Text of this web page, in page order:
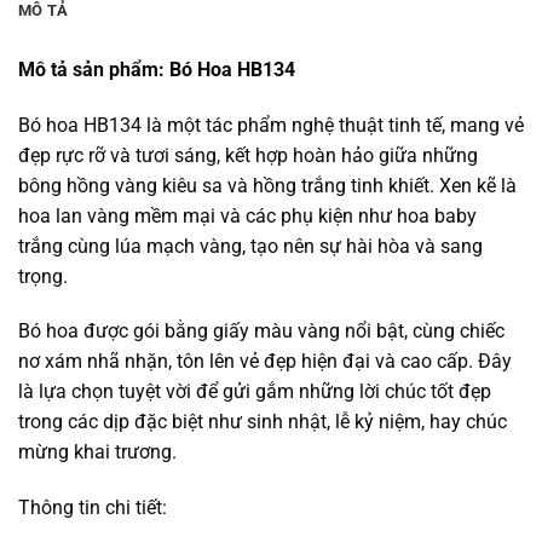
MÔ TẢ
Mô tả sản phẩm: Bó Hoa HB134
Bó hoa HB134 là một tác phẩm nghệ thuật tinh tế, mang vẻ
đẹp rực rỡ và tươi sáng, kết hợp hoàn hảo giữa những
bông hồng vàng kiêu sa và hồng trắng tinh khiết. Xen kẽ là
hoa lan vàng mềm mại và các phụ kiện như hoa baby
trắng cùng lúa mạch vàng, tạo nên sự hài hòa và sang
trọng.
Bó hoa được gói bằng giấy màu vàng nổi bật, cùng chiếc
nơ xám nhã nhặn, tôn lên vẻ đẹp hiện đại và cao cấp. Đây
là lựa chọn tuyệt vời để gửi gắm những lời chúc tốt đẹp
trong các dịp đặc biệt như sinh nhật, lễ kỷ niệm, hay chúc
mừng khai trương.
Thông tin chi tiết: